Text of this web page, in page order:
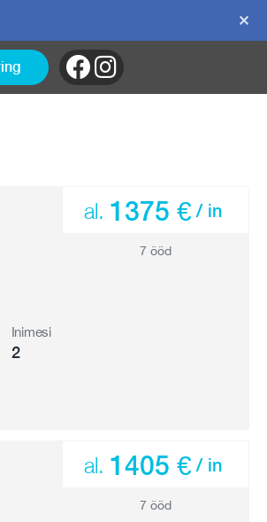
al. 1375 € / in
7 ööd
Inimesi
2
al. 1405 € / in
7 ööd